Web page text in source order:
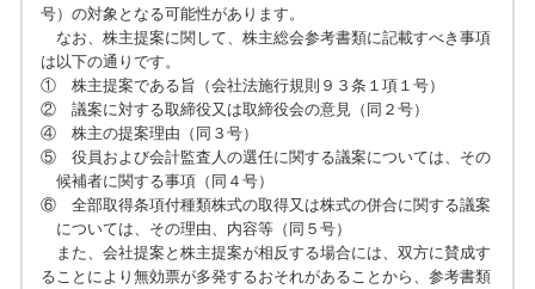
号）の対象となる可能性があります。
なお、株主提案に関して、株主総会参考書類に記載すべき事項
は以下の通りです。
① 株主提案である旨（会社法施行規則９３条１項１号）
② 議案に対する取締役又は取締役会の意見（同２号）
④ 株主の提案理由（同３号）
⑤ 役員および会計監査人の選任に関する議案については、その
候補者に関する事項（同４号）
⑥ 全部取得条項付種類株式の取得又は株式の併合に関する議案
については、その理由、内容等（同５号）
また、会社提案と株主提案が相反する場合には、双方に賛成す
ることにより無効票が多発するおそれがあることから、参考書類